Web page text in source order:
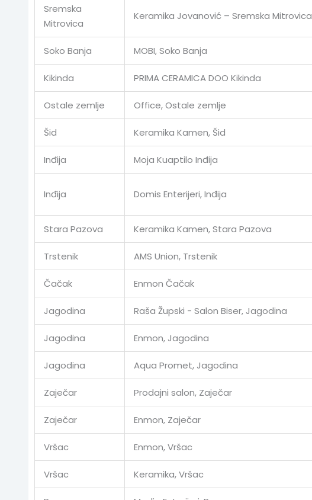
Sremska
Mitrovica
Keramika Jovanović – Sremska Mitrovica
Soko Banja MOBI, Soko Banja
Kikinda PRIMA CERAMICA DOO Kikinda
Ostale zemlje Office, Ostale zemlje
Šid Keramika Kamen, Šid
Inđija Moja Kuaptilo Inđija
Inđija Domis Enterijeri, Inđija
Stara Pazova Keramika Kamen, Stara Pazova
Trstenik AMS Union, Trstenik
Čačak Enmon Čačak
Jagodina Raša Župski - Salon Biser, Jagodina
Jagodina Enmon, Jagodina
Jagodina Aqua Promet, Jagodina
Zaječar Prodajni salon, Zaječar
Zaječar Enmon, Zaječar
Vršac Enmon, Vršac
Vršac Keramika, Vršac